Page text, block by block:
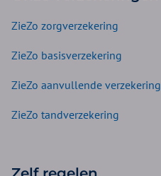
ZieZo zorgverzekering
ZieZo basisverzekering
ZieZo aanvullende verzekering
ZieZo tandverzekering